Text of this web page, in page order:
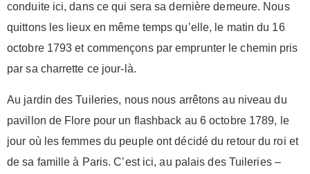
conduite ici, dans ce qui sera sa dernière demeure. Nous
quittons les lieux en même temps qu’elle, le matin du 16
octobre 1793 et commençons par emprunter le chemin pris
par sa charrette ce jour-là.
Au jardin des Tuileries, nous nous arrêtons au niveau du
pavillon de Flore pour un flashback au 6 octobre 1789, le
jour où les femmes du peuple ont décidé du retour du roi et
de sa famille à Paris. C’est ici, au palais des Tuileries –